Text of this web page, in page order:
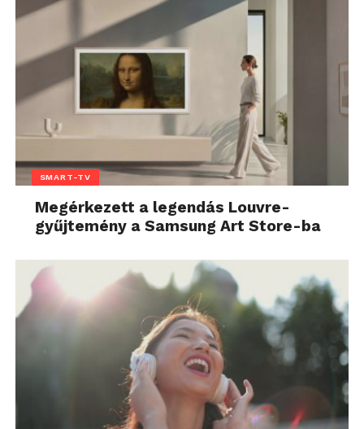
SMART-TV
Megérkezett a legendás Louvre-
gyűjtemény a Samsung Art Store-ba